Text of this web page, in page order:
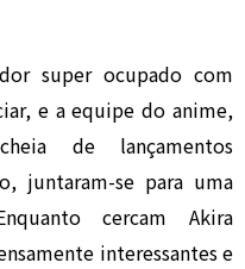
super ocupado com
e a equipe do anime,
de lançamentos
juntaram-se para uma
cercam Akira
interessantes e